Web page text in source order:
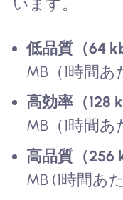
います。
低品質（64
MB（1時間あ
高効率（128
MB（1時間あ
高品質（256
MB (1時間あ